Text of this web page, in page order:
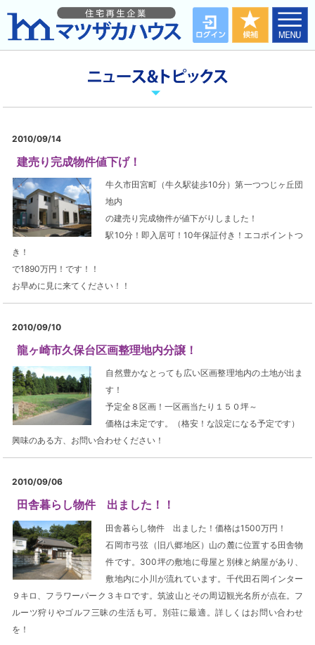
2010/09/14
建売り完成物件値下げ！
牛久市田宮町（牛久駅徒歩10分）第一つつじヶ丘団
地内
の建売り完成物件が値下がりしました！
駅10分！即入居可！10年保証付き！エコポイントつ
き！
で1890万円！です！！
お早めに見に来てください！！
2010/09/10
龍ヶ崎市久保台区画整理地内分譲！
自然豊かなとっても広い区画整理地内の土地が出ま
す！
予定全８区画！一区画当たり１５０坪～
価格は未定です。（格安！な設定になる予定です）
興味のある方、お問い合わせください！
2010/09/06
田舎暮らし物件 出ました！！
田舎暮らし物件 出ました！価格は1500万円！
石岡市弓弦（旧八郷地区）山の麓に位置する田舎物
件です。300坪の敷地に母屋と別棟と納屋があり、
敷地内に小川が流れています。千代田石岡インター
９キロ、フラワーパーク３キロです。筑波山とその周辺観光名所が点在。フ
ルーツ狩りやゴルフ三昧の生活も可。別荘に最適。詳しくはお問い合わせ
を！